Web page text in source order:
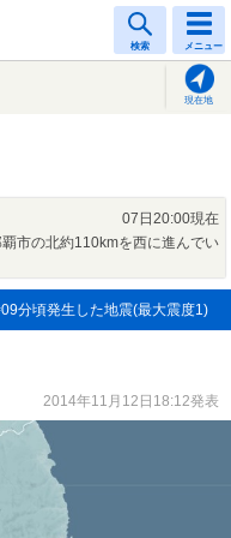
検索 メニュー
現在地
07日20:00現在
市の北約110kmを西に進んでい
分頃発生した地震(最大震度1)
2014年11月12日18:12発表